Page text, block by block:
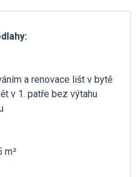
a renovace lišt v bytě
v 1. patře bez výtahu
m²